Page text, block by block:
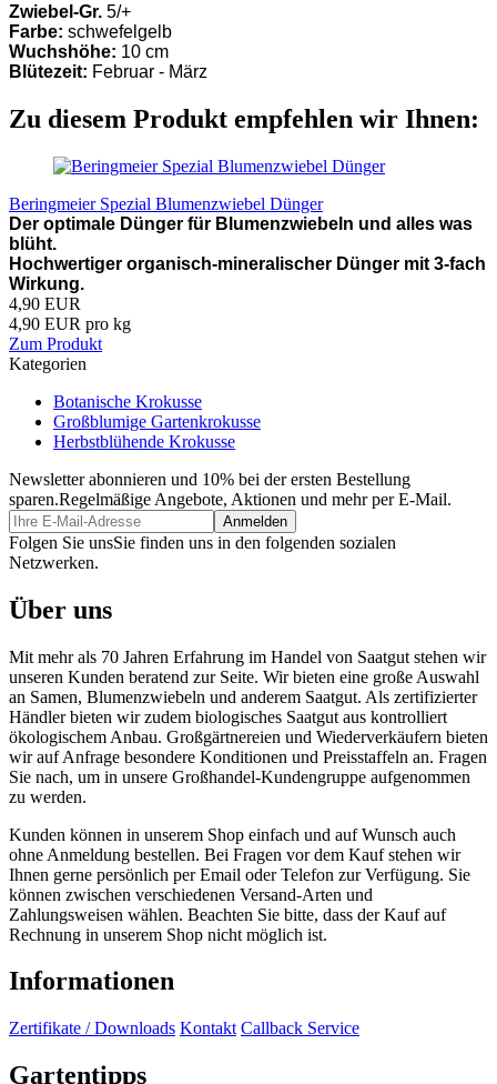
Zwiebel-Gr. 5/+
Farbe: schwefelgelb
Wuchshöhe: 10 cm
Blütezeit: Februar - März
Zu diesem Produkt empfehlen wir Ihnen:
Beringmeier Spezial Blumenzwiebel Dünger
Der optimale Dünger für Blumenzwiebeln und alles was
blüht.
Hochwertiger organisch-mineralischer Dünger mit 3-fach
Wirkung.
4,90 EUR
4,90 EUR pro kg
Zum Produkt
Kategorien
Botanische Krokusse
Großblumige Gartenkrokusse
Herbstblühende Krokusse
Newsletter abonnieren und 10% bei der ersten Bestellung
sparen.Regelmäßige Angebote, Aktionen und mehr per E-Mail.
Folgen Sie unsSie finden uns in den folgenden sozialen
Netzwerken.
Über uns
Mit mehr als 70 Jahren Erfahrung im Handel von Saatgut stehen wir
unseren Kunden beratend zur Seite. Wir bieten eine große Auswahl
an Samen, Blumenzwiebeln und anderem Saatgut. Als zertifizierter
Händler bieten wir zudem biologisches Saatgut aus kontrolliert
ökologischem Anbau. Großgärtnereien und Wiederverkäufern bieten
wir auf Anfrage besondere Konditionen und Preisstaffeln an. Fragen
Sie nach, um in unsere Großhandel-Kundengruppe aufgenommen
zu werden.
Kunden können in unserem Shop einfach und auf Wunsch auch
ohne Anmeldung bestellen. Bei Fragen vor dem Kauf stehen wir
Ihnen gerne persönlich per Email oder Telefon zur Verfügung. Sie
können zwischen verschiedenen Versand-Arten und
Zahlungsweisen wählen. Beachten Sie bitte, dass der Kauf auf
Rechnung in unserem Shop nicht möglich ist.
Informationen
Zertifikate / Downloads Kontakt Callback Service
Gartentipps